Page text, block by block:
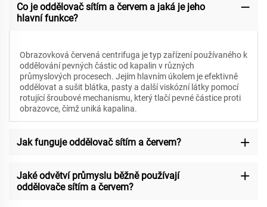
Co je oddělovač sítím a červem a jaká je jeho
hlavní funkce?
Obrazovková červená centrifuga je typ zařízení používaného k
oddělování pevných částic od kapalin v různých
průmyslových procesech. Jejím hlavním úkolem je efektivně
oddělovat a sušit blátka, pasty a další viskózní látky pomocí
rotující šroubové mechanismu, který tlačí pevné částice proti
obrazovce, čímž uniká kapalina.
Jak funguje oddělovač sítím a červem?
Jaké odvětví průmyslu běžně používají
oddělovače sítím a červem?